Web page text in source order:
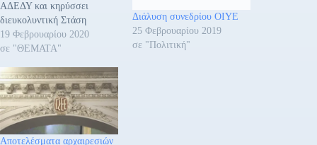
ΑΔΕΔΥ και κηρύσσει
διευκολυντική Στάση
Εργασίας την Τρίτη, 25
Φεβρουαρίου 2020, από τις
ωραρίου και καλεί σε
συμμετοχή στη
συγκέντρωση στο Καβούρι,
στο ξενοδοχείο «Απόλλων»
όπου εξαγγέλθηκε ότι θα
19 Φεβρουαρίου 2020
σε "ΘΕΜΑΤΑ"
Διάλυση συνεδρίου ΟΙΥΕ
25 Φεβρουαρίου 2019
σε "Πολιτική"
Αποτελέσματα αρχαιρεσιών